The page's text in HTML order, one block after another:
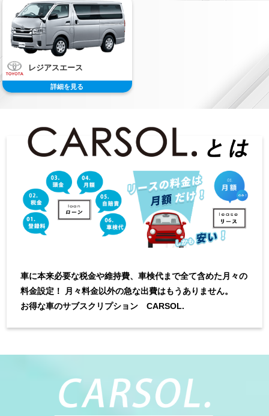
レジアスエース
詳細を見る
車に本来必要な税金や維持費、車検代まで全て含めた月々の
料金設定！
月々料金以外の急な出費はもうありません。
お得な車のサブスクリプション CARSOL.